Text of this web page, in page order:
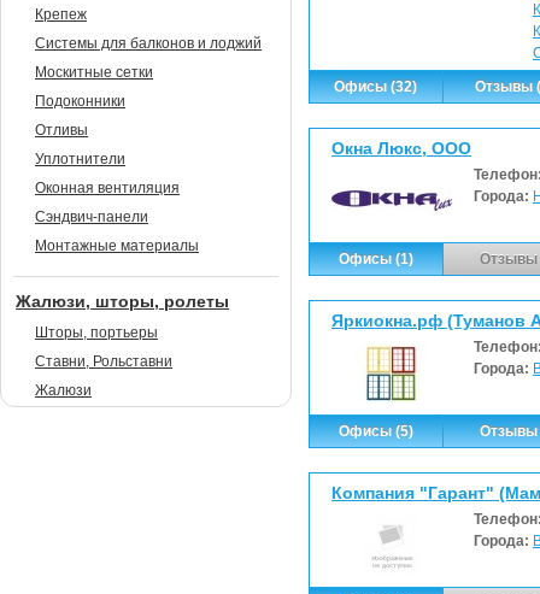
Офисы (32)
Отзывы
Окна Люкс, ООО
Города:
Офисы (1) Отзывы
Яркиокна.рф (Туманов
Города:
Офисы (5) Отзывы
Компания "Гарант"
Города:
Крепеж
Системы для балконов и лоджий
Москитные сетки
Подоконники
Отливы
Уплотнители
Оконная вентиляция
Сэндвич-панели
Монтажные материалы
Жалюзи, шторы, ролеты
Шторы, портьеры
Ставни, Рольставни
Жалюзи